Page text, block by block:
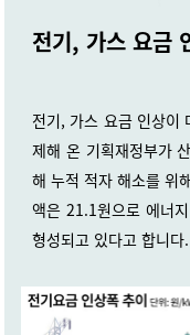
전기, 가스 요금
전기, 가스 요금 인상이
제해 온 기획재정부가
해 누적 적자 해소를 위
액은 21.1원으로 에너
형성되고 있다고 합니다.